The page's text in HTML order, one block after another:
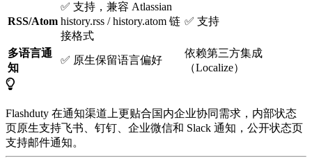
RSS/Atom
✅ 支持，兼容 Atlassian
history.rss / history.atom 链
接格式
✅ 支持
多语言通
知
✅ 原生保留语言偏好
依赖第三方集成
（Localize）
Flashduty 在通知渠道上更贴合国内企业协同需求，内部状态
页原生支持飞书、钉钉、企业微信和 Slack 通知，公开状态页
支持邮件通知。